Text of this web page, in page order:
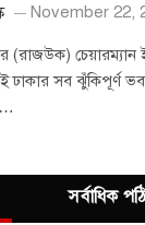
November 22,
(রাজউক) চেয়ারম্যান
ঢাকার সব ঝুঁকিপূর্ণ
সর্বাধিক